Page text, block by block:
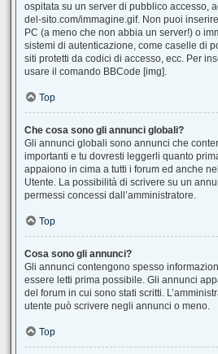
ospitata su un server di pubblico accesso,
del-sito.com/immagine.gif. Non puoi
PC (a meno che non abbia un server!) o
sistemi di autenticazione, come caselle di
siti protetti da codici di accesso, ecc. Per
usare il comando BBCode [img].
Top
Che cosa sono gli annunci globali?
Gli annunci globali sono annunci che
importanti e tu dovresti leggerli quanto
appaiono in cima a tutti i forum ed anche
Utente. La possibilità di scrivere su un
permessi concessi dall’amministratore.
Top
Cosa sono gli annunci?
Gli annunci contengono spesso
essere letti prima possibile. Gli annunci
del forum in cui sono stati scritti.
utente può scrivere negli annunci o meno.
Top